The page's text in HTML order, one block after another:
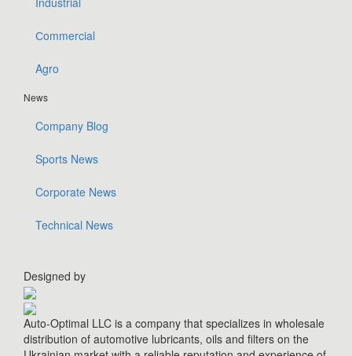
Сommercial
Agro
News
Company Blog
Sports News
Corporate News
Technical News
Designed by
Auto-Optimal LLC is a company that specializes in wholesale
distribution of automotive lubricants, oils and filters on the